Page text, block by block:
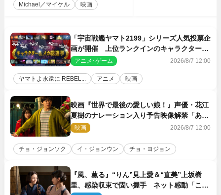
Michael／マイケル 映画
「宇宙戦艦ヤマト2199」シリーズ人気投票企
画が開催 上位ランクインのキャラクター＆
メカは新規描き下ろしイラストを制作
アニメ･ゲーム 2026/8/7 12:00
ヤマトよ永遠に REBEL... アニメ 映画
映画『世界で最後の愛しい娘！』声優・花江
夏樹のナレーション入り予告映像解禁「あふ
れ出る温かさに涙が止まらない！」
映画 2026/8/7 12:00
チョ・ジョンソク イ・ジョンウン チョ・ヨジョン
『風、薫る』“りん”見上愛＆“直美”上坂樹
里、感染収束で固い握手 ネット感動「この